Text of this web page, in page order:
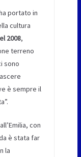
portato in
cultura
2008,
terreno
sono
è sempre il
con
è stata far
la